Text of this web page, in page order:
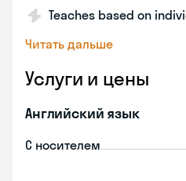
Teaches based on
Читать дальше
Услуги и цены
Английский язык
С носителем